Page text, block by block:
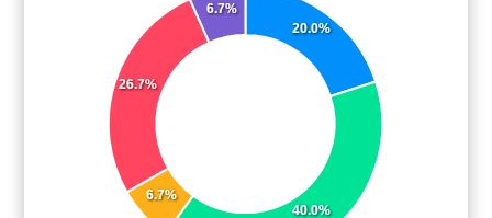
20.0%
40.0%
6.7%
26.7%
6.7%